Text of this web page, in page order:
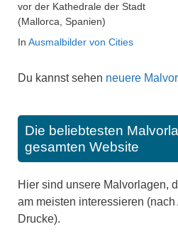
vor der Kathedrale der Stadt
(Mallorca, Spanien)
In Ausmalbilder von Cities
Du kannst sehen neuere
Die beliebtesten
gesamten Website
Hier sind unsere Malvorlagen,
am meisten interessieren
Drucke).